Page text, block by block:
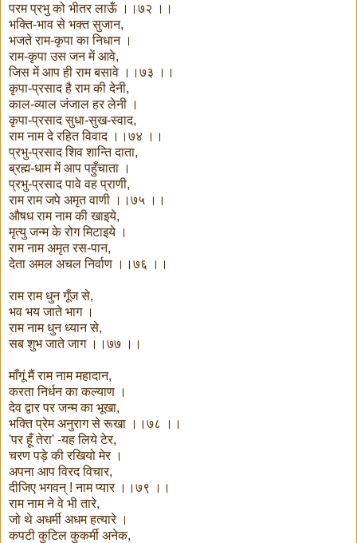
परम प्रभु को भीतर लाऊँ ।।७२ ।।
भक्ति-भाव से भक्त सुजान,
भजते राम-कृपा का निधान ।
राम-कृपा उस जन में आवे,
जिस में आप ही राम बसावे ।।७३ ।।
कृपा-प्रसाद है राम की देनी,
काल-व्याल जंजाल हर लेनी ।
कृपा-प्रसाद सुधा-सुख-स्वाद,
राम नाम दे रहित विवाद ।।७४ ।।
प्रभु-प्रसाद शिव शान्ति दाता,
ब्रह्म-धाम में आप पहुँचाता ।
प्रभु-प्रसाद पावे वह प्राणी,
राम राम जपे अमृत वाणी ।।७५ ।।
औषध राम नाम की खाइये,
मृत्यु जन्म के रोग मिटाइये ।
राम नाम अमृत रस-पान,
देता अमल अचल निर्वाण ।।७६ ।।
राम राम धुन गूँज से,
भव भय जाते भाग ।
राम नाम धुन ध्यान से,
सब शुभ जाते जाग ।।७७ ।।
माँगूं मैं राम नाम महादान,
करता निर्धन का कल्याण ।
देव द्वार पर जन्म का भूखा,
भक्ति प्रेम अनुराग से रूखा ।।७८ ।।
'पर हूँ तेरा' -यह लिये टेर,
चरण पड़े की रखियो मेर ।
अपना आप विरद विचार,
दीजिए भगवन् ! नाम प्यार ।।७९ ।।
राम नाम ने वे भी तारे,
जो थे अधर्मी अधम हत्यारे ।
कपटी कुटिल कुकर्मी अनेक,